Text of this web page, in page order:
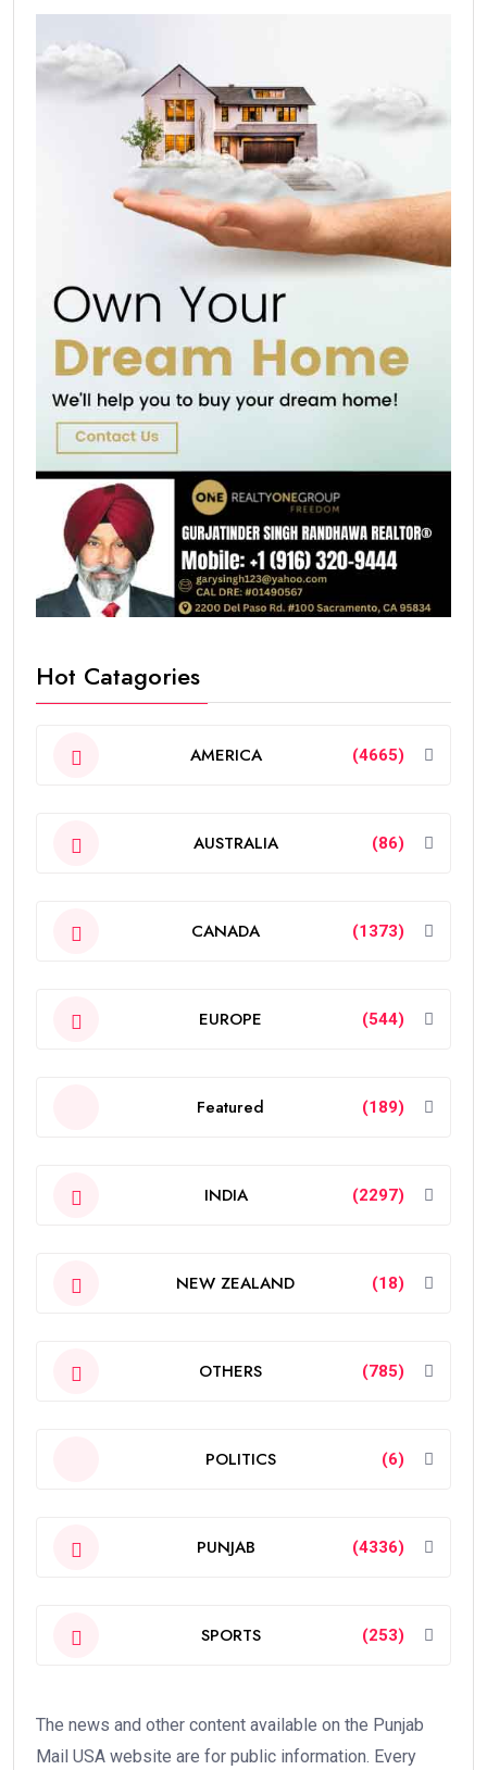
Hot Catagories
AMERICA (4665)
AUSTRALIA (86)
CANADA (1373)
EUROPE (544)
Featured (189)
INDIA (2297)
NEW ZEALAND (18)
OTHERS (785)
POLITICS (6)
PUNJAB (4336)
SPORTS (253)
The news and other content available on the Punjab
Mail USA website are for public information. Every